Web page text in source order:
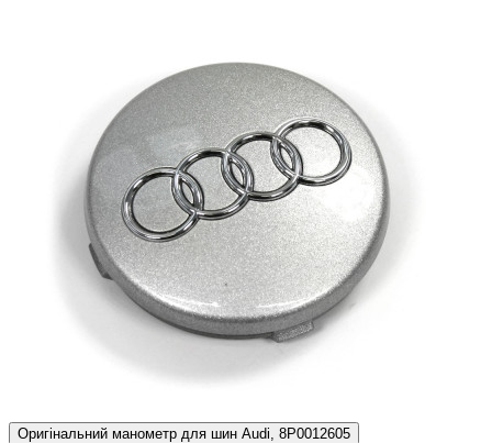
Оригінальний манометр для шин Audi, 8P0012605